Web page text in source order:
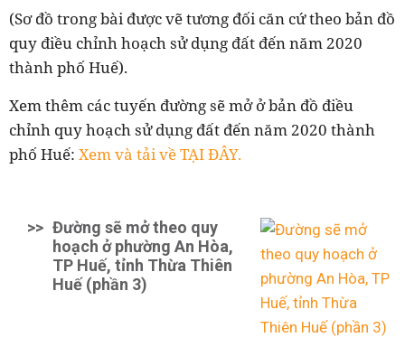
(Sơ đồ trong bài được vẽ tương đối căn cứ theo bản đồ
quy điều chỉnh hoạch sử dụng đất đến năm 2020
thành phố Huế).
Xem thêm các tuyến đường sẽ mở ở bản đồ điều
chỉnh quy hoạch sử dụng đất đến năm 2020 thành
phố Huế: Xem và tải về TẠI ĐÂY.
>> Đường sẽ mở theo quy
hoạch ở phường An Hòa,
TP Huế, tỉnh Thừa Thiên
Huế (phần 3)